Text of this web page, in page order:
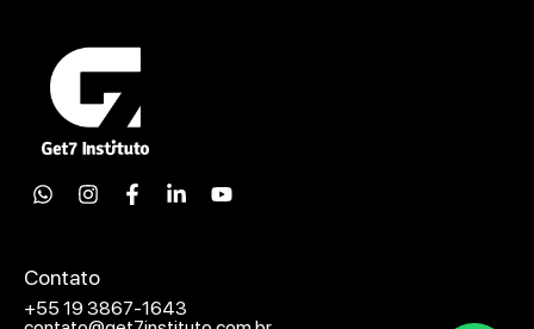
Contato
+55 19 3867-1643